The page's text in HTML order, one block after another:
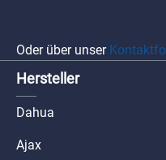
Oder über unser
Hersteller
Dahua
Ajax